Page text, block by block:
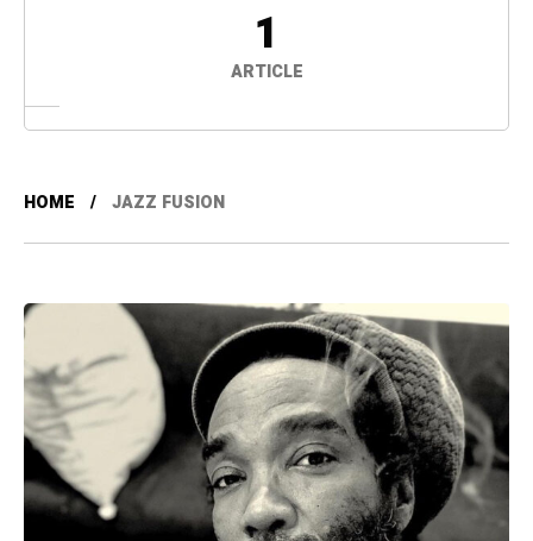
1
ARTICLE
HOME JAZZ FUSION